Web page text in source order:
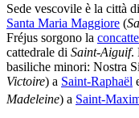
Sede vescovile è la città
Santa Maria Maggiore (
Fréjus sorgono la
cattedrale di Saint-Aiguif.
basiliche minori: Nostra
Victoire) a Saint-Raphaël
Madeleine) a Saint-